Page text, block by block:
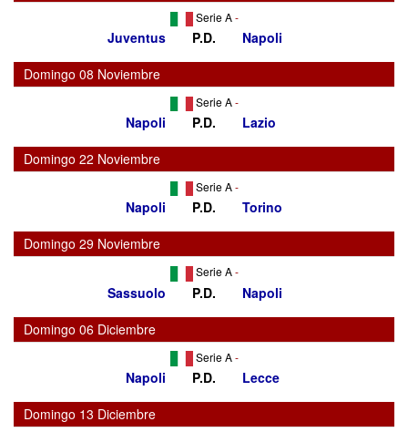
Serie A -
Juventus P.D.
Napoli
Domingo 08 Noviembre
Serie A -
Napoli P.D.
Lazio
Domingo 22 Noviembre
Serie A -
Napoli P.D.
Torino
Domingo 29 Noviembre
Serie A -
Sassuolo P.D.
Napoli
Domingo 06 Diciembre
Serie A -
Napoli P.D.
Lecce
Domingo 13 Diciembre